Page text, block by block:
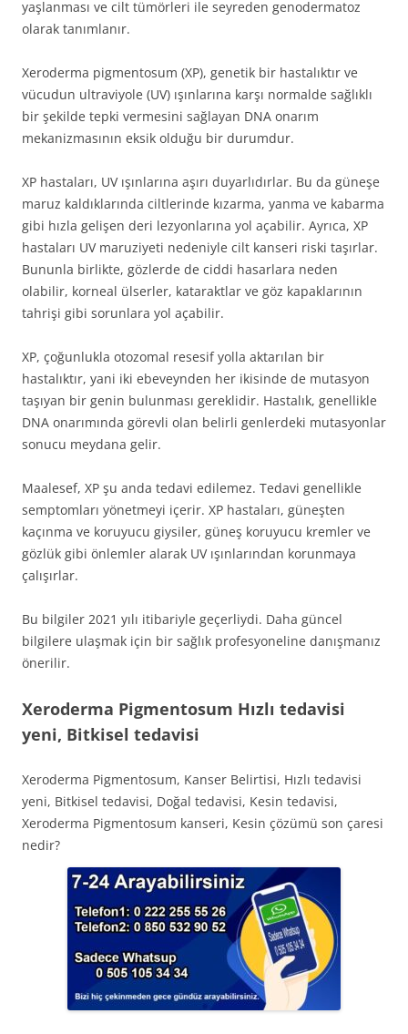
yaşlanması ve cilt tümörleri ile seyreden genodermatoz
olarak tanımlanır.
Xeroderma pigmentosum (XP), genetik bir hastalıktır ve
vücudun ultraviyole (UV) ışınlarına karşı normalde sağlıklı
bir şekilde tepki vermesini sağlayan DNA onarım
mekanizmasının eksik olduğu bir durumdur.
XP hastaları, UV ışınlarına aşırı duyarlıdırlar. Bu da güneşe
maruz kaldıklarında ciltlerinde kızarma, yanma ve kabarma
gibi hızla gelişen deri lezyonlarına yol açabilir. Ayrıca, XP
hastaları UV maruziyeti nedeniyle cilt kanseri riski taşırlar.
Bununla birlikte, gözlerde de ciddi hasarlara neden
olabilir, korneal ülserler, kataraktlar ve göz kapaklarının
tahrişi gibi sorunlara yol açabilir.
XP, çoğunlukla otozomal resesif yolla aktarılan bir
hastalıktır, yani iki ebeveynden her ikisinde de mutasyon
taşıyan bir genin bulunması gereklidir. Hastalık, genellikle
DNA onarımında görevli olan belirli genlerdeki mutasyonlar
sonucu meydana gelir.
Maalesef, XP şu anda tedavi edilemez. Tedavi genellikle
semptomları yönetmeyi içerir. XP hastaları, güneşten
kaçınma ve koruyucu giysiler, güneş koruyucu kremler ve
gözlük gibi önlemler alarak UV ışınlarından korunmaya
çalışırlar.
Bu bilgiler 2021 yılı itibariyle geçerliydi. Daha güncel
bilgilere ulaşmak için bir sağlık profesyoneline danışmanız
önerilir.
Xeroderma Pigmentosum Hızlı tedavisi
yeni, Bitkisel tedavisi
Xeroderma Pigmentosum, Kanser Belirtisi, Hızlı tedavisi
yeni, Bitkisel tedavisi, Doğal tedavisi, Kesin tedavisi,
Xeroderma Pigmentosum kanseri, Kesin çözümü son çaresi
nedir?